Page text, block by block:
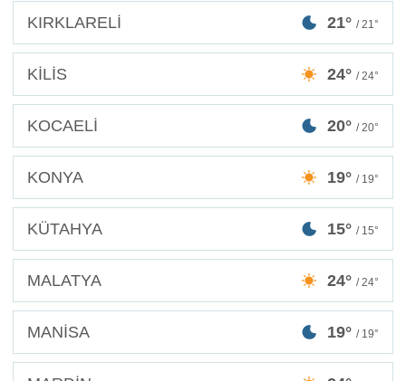
KIRKLARELİ 21° / 21°
KİLİS 24° / 24°
KOCAELİ 20° / 20°
KONYA 19° / 19°
KÜTAHYA 15° / 15°
MALATYA 24° / 24°
MANİSA 19° / 19°